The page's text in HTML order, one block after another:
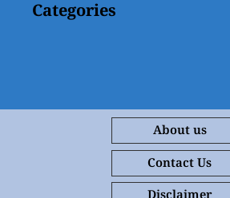
Categories
About us
Contact Us